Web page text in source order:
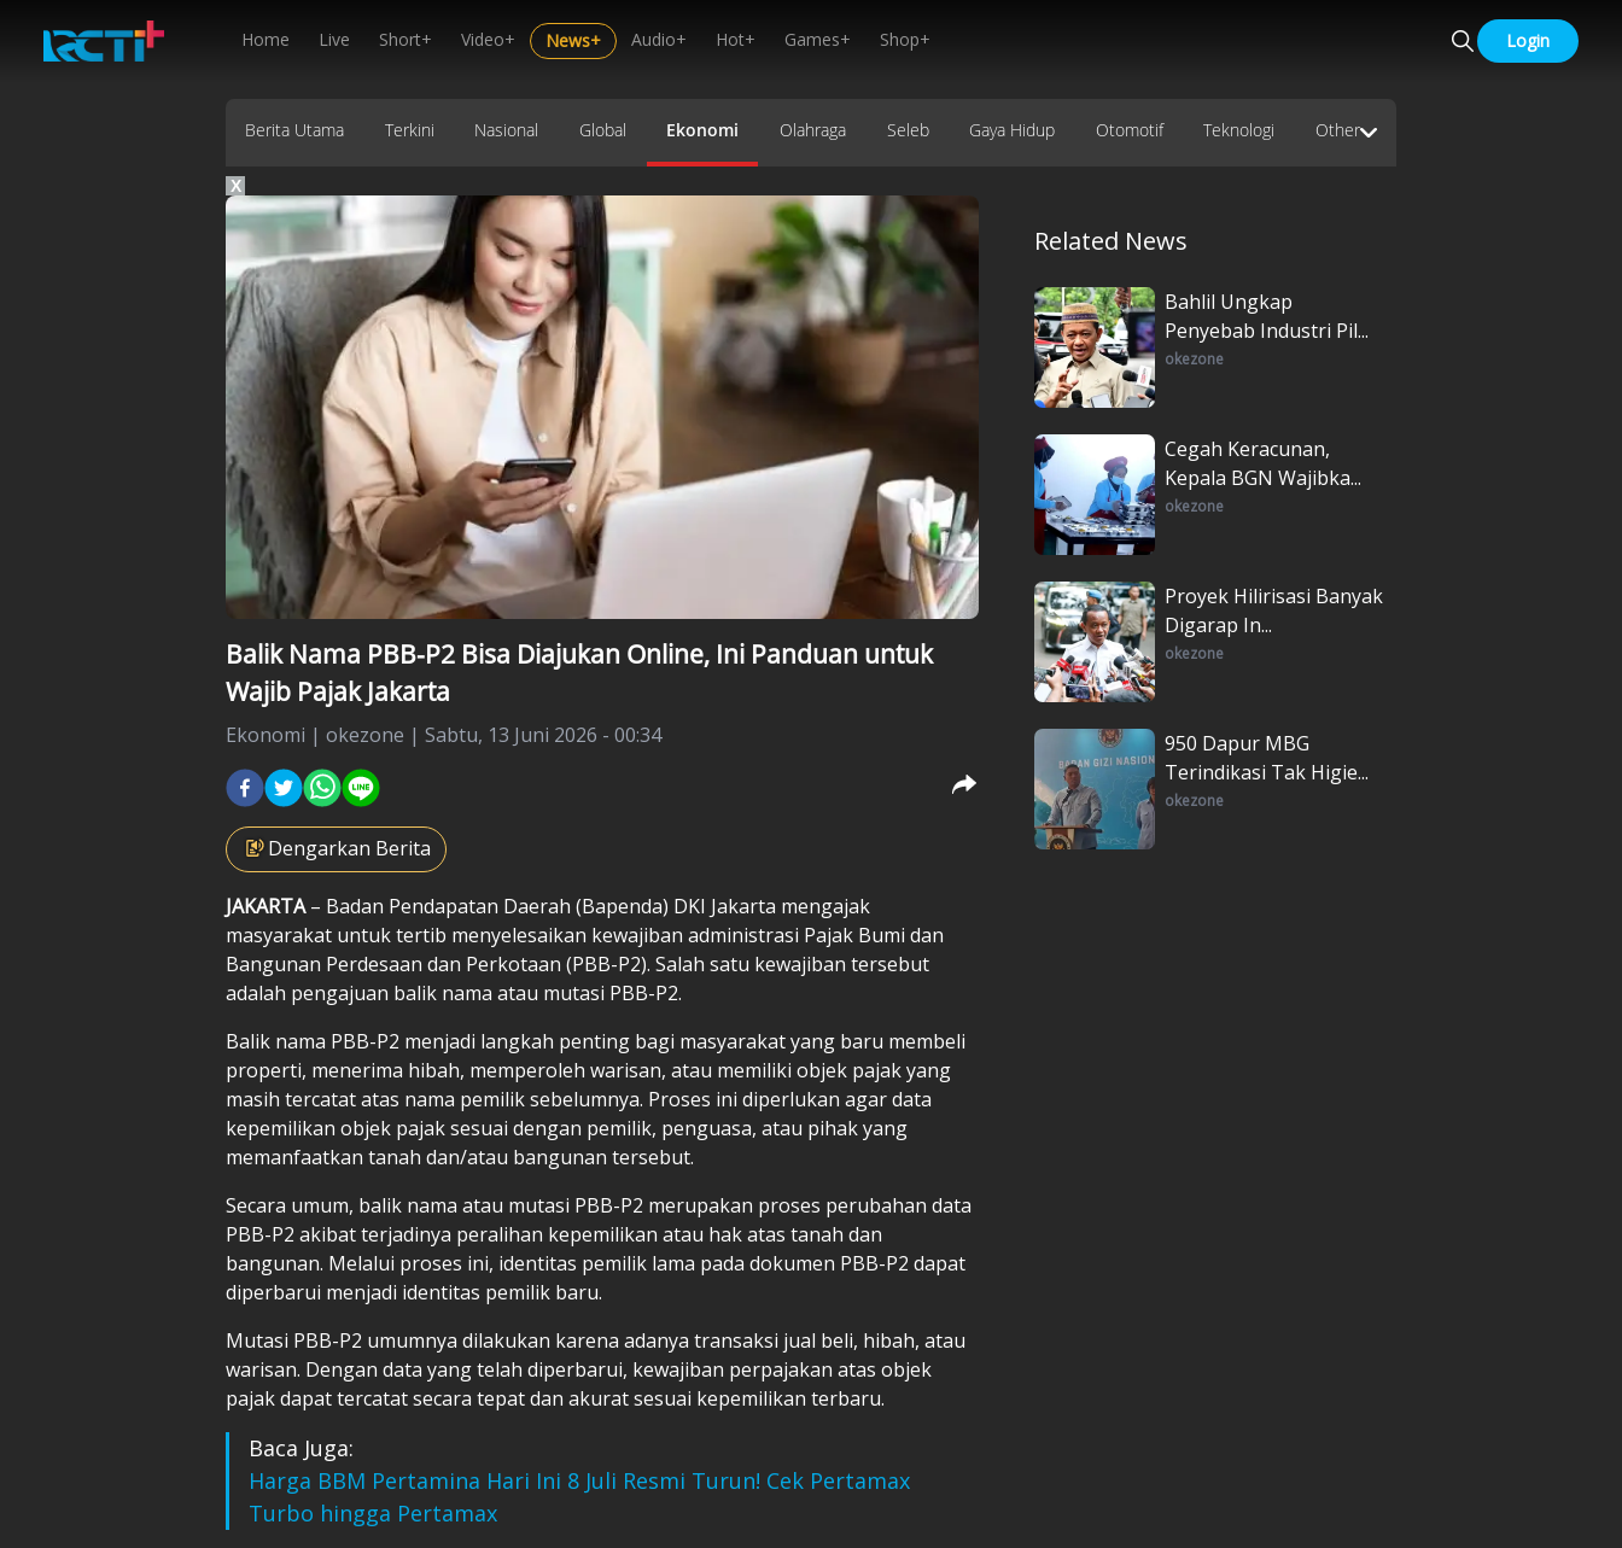
Home Live Short+ Video+ News+ Audio+ Hot+ Games+ Shop+ Login
Berita Utama Terkini Nasional Global Ekonomi Olahraga Seleb Gaya Hidup Otomotif Teknologi Other
Balik Nama PBB-P2 Bisa Diajukan Online, Ini Panduan untuk
Wajib Pajak Jakarta
Ekonomi | okezone | Sabtu, 13 Juni 2026 - 00:34
Dengarkan Berita
JAKARTA– Badan Pendapatan Daerah (Bapenda) DKI Jakarta mengajak
masyarakat untuk tertib menyelesaikan kewajiban administrasi Pajak Bumi dan
Bangunan Perdesaan dan Perkotaan (PBB-P2). Salah satu kewajiban tersebut
adalah pengajuan balik nama atau mutasi PBB-P2.
Balik nama PBB-P2 menjadi langkah penting bagi masyarakat yang baru membeli
properti, menerima hibah, memperoleh warisan, atau memiliki objek pajak yang
masih tercatat atas nama pemilik sebelumnya. Proses ini diperlukan agar data
kepemilikan objek pajak sesuai dengan pemilik, penguasa, atau pihak yang
memanfaatkan tanah dan/atau bangunan tersebut.
Secara umum, balik nama atau mutasi PBB-P2 merupakan proses perubahan data
PBB-P2 akibat terjadinya peralihan kepemilikan atau hak atas tanah dan
bangunan. Melalui proses ini, identitas pemilik lama pada dokumen PBB-P2 dapat
diperbarui menjadi identitas pemilik baru.
Mutasi PBB-P2 umumnya dilakukan karena adanya transaksi jual beli, hibah, atau
warisan. Dengan data yang telah diperbarui, kewajiban perpajakan atas objek
pajak dapat tercatat secara tepat dan akurat sesuai kepemilikan terbaru.
Baca Juga:
Harga BBM Pertamina Hari Ini 8 Juli Resmi Turun! Cek Pertamax
Turbo hingga Pertamax
Related News
Bahlil Ungkap
Penyebab Industri Pil...
okezone
Cegah Keracunan,
Kepala BGN Wajibka...
okezone
Proyek Hilirisasi Banyak
Digarap In...
okezone
950 Dapur MBG
Terindikasi Tak Higie...
okezone
X